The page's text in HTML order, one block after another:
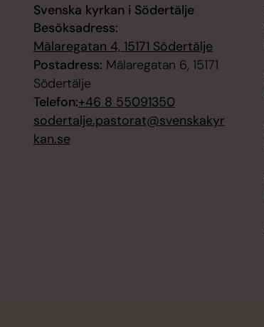
Svenska kyrkan i Södertälje
Besöksadress:
Mälaregatan 4, 15171 Södertälje
Postadress: Mälaregatan 6, 15171
Södertälje
Telefon:+46 8 55091350
sodertalje.pastorat@svenskakyr
kan.se